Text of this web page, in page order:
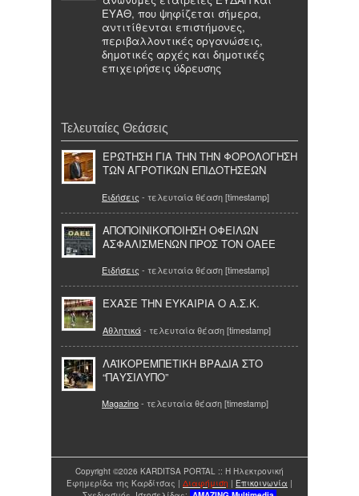
ΕΥΑΘ, που ψηφίζεται σήμερα,
αντιτίθενται επιστήμονες,
περιβαλλοντικές οργανώσεις,
δημοτικές αρχές και δημοτικές
επιχειρήσεις ύδρευσης
Τελευταίες Θεάσεις
ΕΡΩΤΗΣΗ ΓΙΑ ΤΗΝ ΤΗΝ ΦΟΡΟΛΟΓΗΣΗ
ΤΩΝ ΑΓΡΟΤΙΚΩΝ ΕΠΙΔΟΤΗΣΕΩΝ
Ειδήσεις - τελευταία θέαση [timestamp]
ΑΠΟΠΟΙΝΙΚΟΠΟΙΗΣΗ ΟΦΕΙΛΩΝ
ΑΣΦΑΛΙΣΜΕΝΩΝ ΠΡΟΣ ΤΟΝ ΟΑΕΕ
Ειδήσεις - τελευταία θέαση [timestamp]
ΈΧΑΣΕ ΤΗΝ ΕΥΚΑΙΡΙΑ Ο Α.Σ.Κ.
Αθλητικά- τελευταία θέαση [timestamp]
ΛΑΪΚΟΡΕΜΠΕΤΙΚΗ ΒΡΑΔΙΑ ΣΤΟ
“ΠΑΥΣΙΛΥΠΟ”
Magazino- τελευταία θέαση [timestamp]
Copyright ©2026 KARDITSA PORTAL :: Η Ηλεκτρονική
Εφημερίδα της Καρδίτσας | Διαφήμιση | Επικοινωνία |